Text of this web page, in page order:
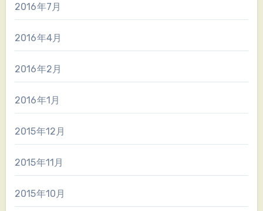
2016年7月
2016年4月
2016年2月
2016年1月
2015年12月
2015年11月
2015年10月